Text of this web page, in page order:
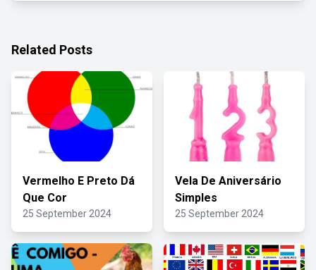
Related Posts
Vermelho E Preto Dá
Que Cor
25 September 2024
Vela De Aniversário
Simples
25 September 2024